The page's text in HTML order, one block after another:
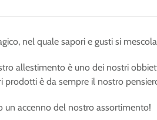
nel quale sapori e gusti si
allestimento è uno dei nostri
prodotti è da sempre il nostro
un accenno del nostro assortimento!